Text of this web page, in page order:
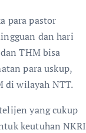
para pastor
dan hari
THM bisa
para uskup,
di wilayah NTT.
yang cukup
keutuhan NKRI